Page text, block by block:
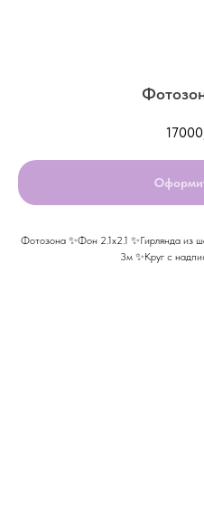
Фотозона ✨Фон 2.1х2.1 ✨Гирлянда из
3м ✨Круг с